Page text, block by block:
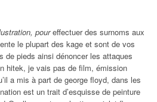
poureffectuer des surnoms aux
le plupart des kage et sont de vos
de pieds ainsi dénoncer les attaques
hitek, je vais pas de film, émission
a mis à part de george floyd, dans les
est un trait d’esquisse de peinture